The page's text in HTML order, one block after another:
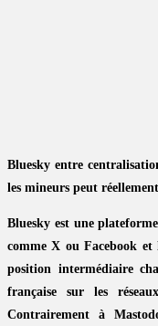
Bluesky entre
les mineurs peut
Bluesky est une
comme X ou Facebook et
position intermédiaire
française sur les
Contrairement à